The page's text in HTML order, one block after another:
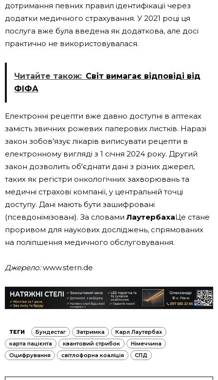
дотримання певних правил ідентифікації через
додатки медичного страхування. У 2021 році ця
послуга вже була введена як додаткова, але досі
практично не використовувалася.
Читайте також: Світ вимагає відповіді від
ФІФА
Електронні рецепти вже давно доступні в аптеках
замість звичних рожевих паперових листків. Наразі
закон зобов'язує лікарів виписувати рецепти в
електронному вигляді з 1 січня 2024 року. Другий
закон дозволить об'єднати дані з різних джерел,
таких як регістри онкологічних захворювань та
медичні страхові компанії, у центральній точці
доступу. Дані мають бути зашифровані
(псевдонімізовані). За словамиЛаутербахаЦе стане
проривом для наукових досліджень, спрямованих
на поліпшення медичного обслуговування.
Джерело:www.stern.de
ТЕГИ Бундестаг Затримка
Карл Лаутербах
карта пацієнта
квантовий стрибок
Німеччина
Оцифрування
світлофорна коаліція СПД